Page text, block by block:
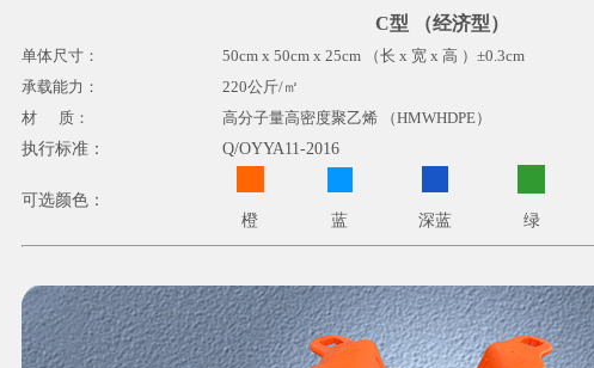
C型 （经济型）
单体尺寸：
50cm x 50cm x 25cm （长 x 宽 x 高 ）±0.3cm
承载能力：
220公斤/㎡
材 质：
高分子量高密度聚乙烯 （HMWHDPE）
执行标准：
Q/OYYA11-2016
可选颜色：
橙
蓝 深蓝 绿